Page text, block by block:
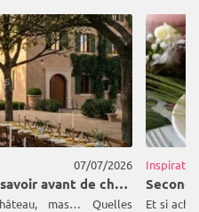
07/07/2026
Domaine pour mariage : tout savoir avant de choisir (types, prix, critères) | 1001Salles
mas… Quelles
Et si